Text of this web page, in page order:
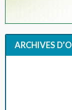
ARCHIVES